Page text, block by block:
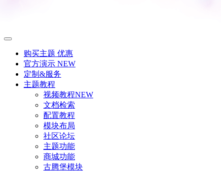
购买主题 优惠
官方演示 NEW
定制&服务
主题教程
视频教程NEW
文档检索
配置教程
模块布局
社区论坛
主题功能
商城功能
古腾堡模块